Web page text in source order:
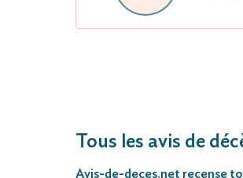
Tous les avis de
Avis-de-deces.net recense